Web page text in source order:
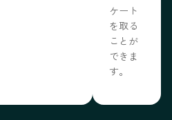
ケート
を取る
ことが
できま
す。